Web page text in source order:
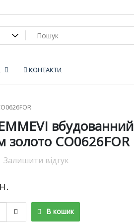
КОНТАКТИ
вбудованний
золото CO0626FOR
Залишити відгук
В кошик